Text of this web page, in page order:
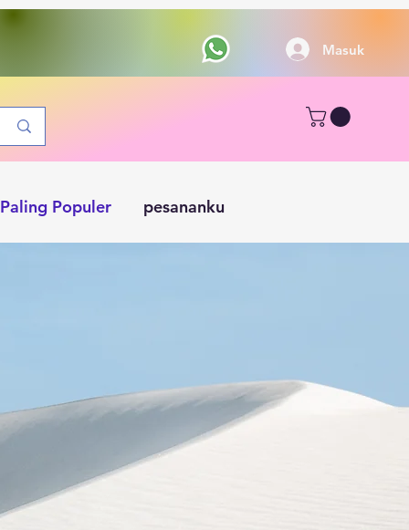
Masuk
Paling Populer pesananku